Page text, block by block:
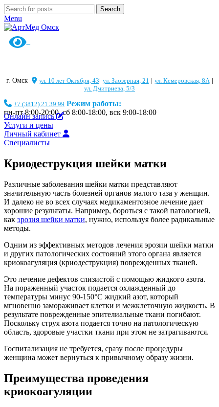
Search
Menu
г. Омск ул. 10 лет Октября, 43 ул. Заозерная, 21 ул. Кемеровская, 8А|
ул. Дмитриева, 5/3
+7 (3812) 21 39 99 Режим работы:
пн-пт 8:00-20:00, сб 8:00-18:00, вск 9:00-18:00
Онлайн запись
Услуги и цены
Личный кабинет
Специалисты
Криодеструкция шейки матки
Различные заболевания шейки матки представляют
значительную часть болезней органов малого таза у женщин.
И далеко не во всех случаях медикаментозное лечение дает
хорошие результаты. Например, бороться с такой патологией,
как эрозия шейки матки, нужно, используя более радикальные
методы.
Одним из эффективных методов лечения эрозии шейки матки
и других патологических состояний этого органа является
криокоагуляция (криодеструкция) поврежденных тканей.
Это лечение дефектов слизистой с помощью жидкого азота.
На пораженный участок подается охлажденный до
температуры минус 90-150°C жидкий азот, который
мгновенно замораживает клетки и межклеточную жидкость. В
результате поврежденные эпителиальные ткани погибают.
Поскольку струя азота подается точно на патологическую
область, здоровые участки ткани при этом не затрагиваются.
Госпитализация не требуется, сразу после процедуры
женщина может вернуться к привычному образу жизни.
Преимущества проведения
криокоагуляции